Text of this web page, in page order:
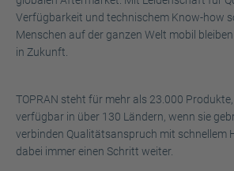
Verfügbarkeit und technischem Know-how
Menschen auf der ganzen Welt mobil
in Zukunft.
TOPRAN steht für mehr als 23.000
verfügbar in über 130 Ländern, wenn sie
verbinden Qualitätsanspruch mit schnellem
dabei immer einen Schritt weiter.